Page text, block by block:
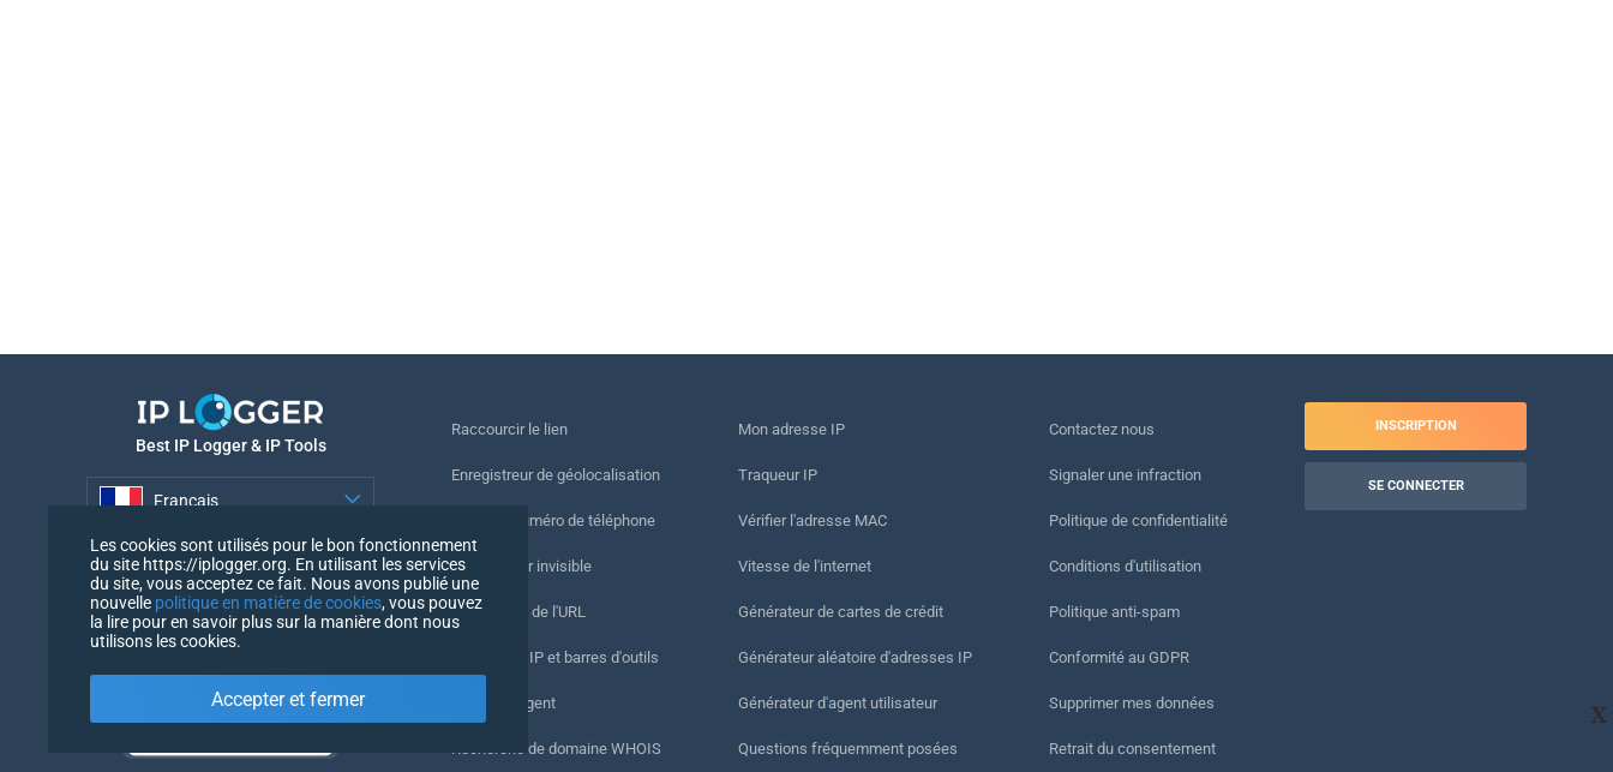
X
Best IP Logger & IP Tools
Français
Français
Raccourcir le lien
Enregistreur de géolocalisation
Suivre le numéro de téléphone
Enregistreur invisible
Vérification de l'URL
Compteurs IP et barres d'outils
Mon UserAgent
Recherche de domaine WHOIS
Mon adresse IP
Traqueur IP
Vérifier l'adresse MAC
Vitesse de l'internet
Générateur de cartes de crédit
Générateur aléatoire d'adresses IP
Générateur d'agent utilisateur
Questions fréquemment posées
Contactez nous
Signaler une infraction
Politique de confidentialité
Conditions d'utilisation
Politique anti-spam
Conformité au GDPR
Supprimer mes données
Retrait du consentement
INSCRIPTION
SE CONNECTER
Les cookies sont utilisés pour le bon fonctionnement
du site https://iplogger.org. En utilisant les services
du site, vous acceptez ce fait. Nous avons publié une
nouvelle politique en matière de cookies, vous pouvez
la lire pour en savoir plus sur la manière dont nous
utilisons les cookies.
Accepter et fermer